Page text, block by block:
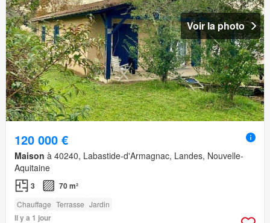
Voir la photo
120 000 €
Maison à 40240, Labastide-d'Armagnac, Landes, Nouvelle-
Aquitaine
3 70 m²
Chauffage Terrasse Jardin
Il y a 1 jour